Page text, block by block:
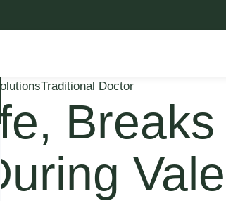
Traditional Doctor